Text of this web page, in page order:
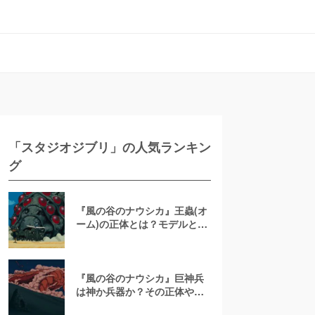
「スタジオジブリ」の人気ランキン
グ
『風の谷のナウシカ』王蟲(オ
ーム)の正体とは？モデルとな
『風の谷のナウシカ』巨神兵
は神か兵器か？その正体やな